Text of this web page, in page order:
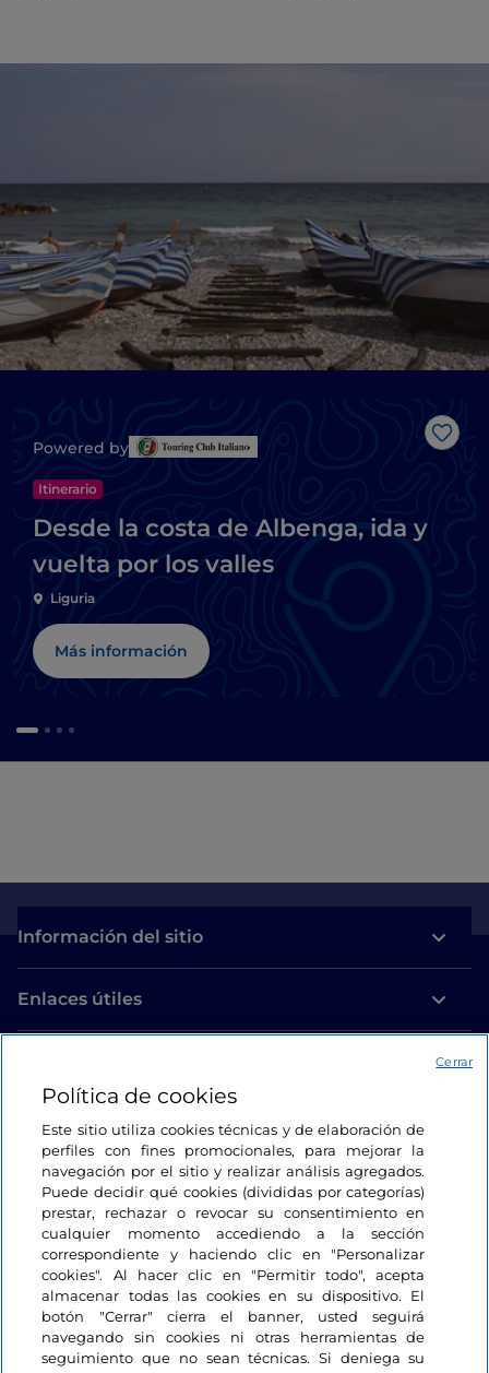
Me
Powered by
Itinerario
Desde la costa de Albenga, ida y
vuelta por los valles
Liguria
Más información
Información del sitio
Enlaces útiles
Estamos en contacto
Política de cookies
Este sitio utiliza cookies técnicas y de elaboración de
perfiles con fines promocionales, para mejorar la
navegación por el sitio y realizar análisis agregados.
Puede decidir qué cookies (divididas por categorías)
prestar, rechazar o revocar su consentimiento en
cualquier momento accediendo a la sección
correspondiente y haciendo clic en "Personalizar
cookies". Al hacer clic en "Permitir todo", acepta
almacenar todas las cookies en su dispositivo. El
botón "Cerrar" cierra el banner, usted seguirá
navegando sin cookies ni otras herramientas de
seguimiento que no sean técnicas. Si deniega su
Cerrar